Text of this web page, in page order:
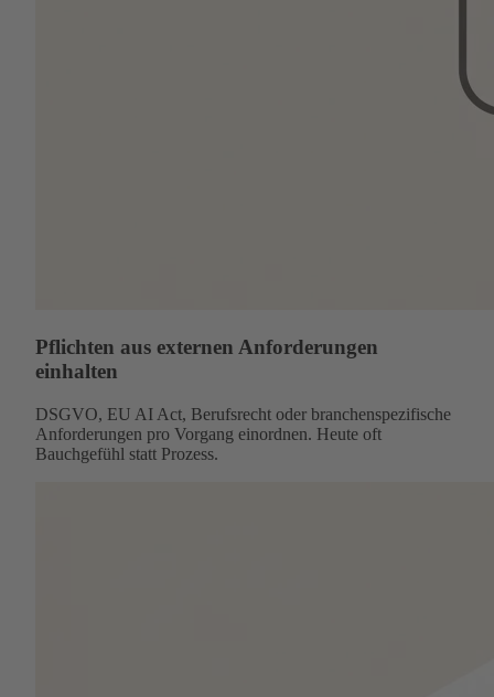
Pflichten aus externen Anforderungen
einhalten
DSGVO, EU AI Act, Berufsrecht oder branchenspezifische
Anforderungen pro Vorgang einordnen. Heute oft
Bauchgefühl statt Prozess.